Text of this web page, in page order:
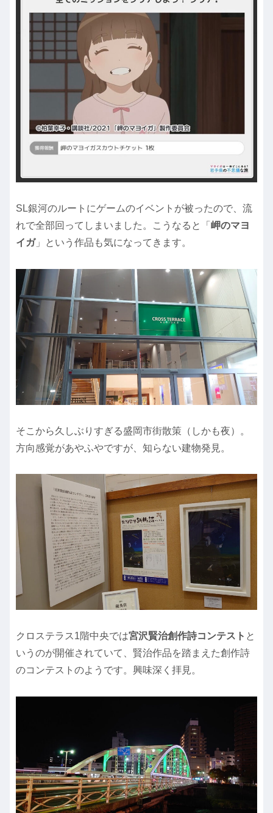
SL銀河のルートにゲームのイベントが被ったので、流
れで全部回ってしまいました。こうなると「 岬のマヨ
イガ」という作品も気になってきます。
そこから久しぶりすぎる盛岡市街散策（しかも夜）。
方向感覚があやふやですが、知らない建物発見。
クロステラス1階中央では宮沢賢治創作詩コンテスト と
いうのが開催されていて、賢治作品を踏まえた創作詩
のコンテストのようです。興味深く拝見。